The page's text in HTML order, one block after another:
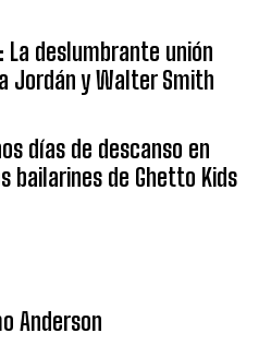
La deslumbrante unión
Jordán y Walter Smith
días de descanso en
bailarines de Ghetto Kids
Anderson